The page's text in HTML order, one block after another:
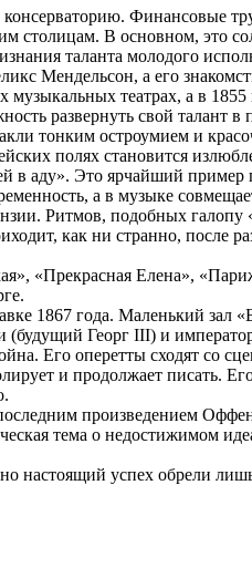
Финансовые
столицам. В основном, это
таланта молодого
Мендельсон, а его
театрах, а в
развернуть свой
тонким остроумием и
полях становится
аду». Это ярчайший пример
а в музыке
Ритмов, подобных
как ни странно, после
«Прекрасная Елена»,
1867 года. Маленький зал
Георг III) и
Его оперетты сходят со
и продолжает
произведением
тема о недостижимом
настоящий успех обрели